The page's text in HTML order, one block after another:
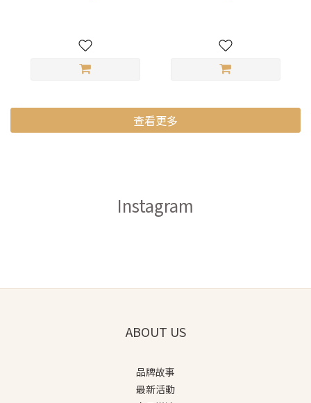
查看更多
Instagram
ABOUT US
品牌故事
最新活動